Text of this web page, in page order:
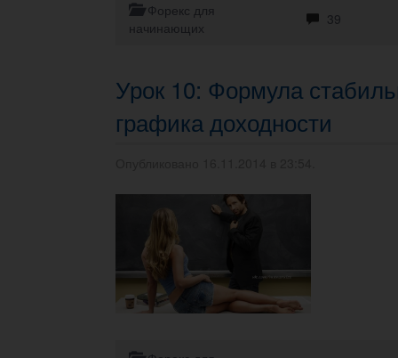
Форекс для
начинающих
39
Урок 10: Формула
графика доходности